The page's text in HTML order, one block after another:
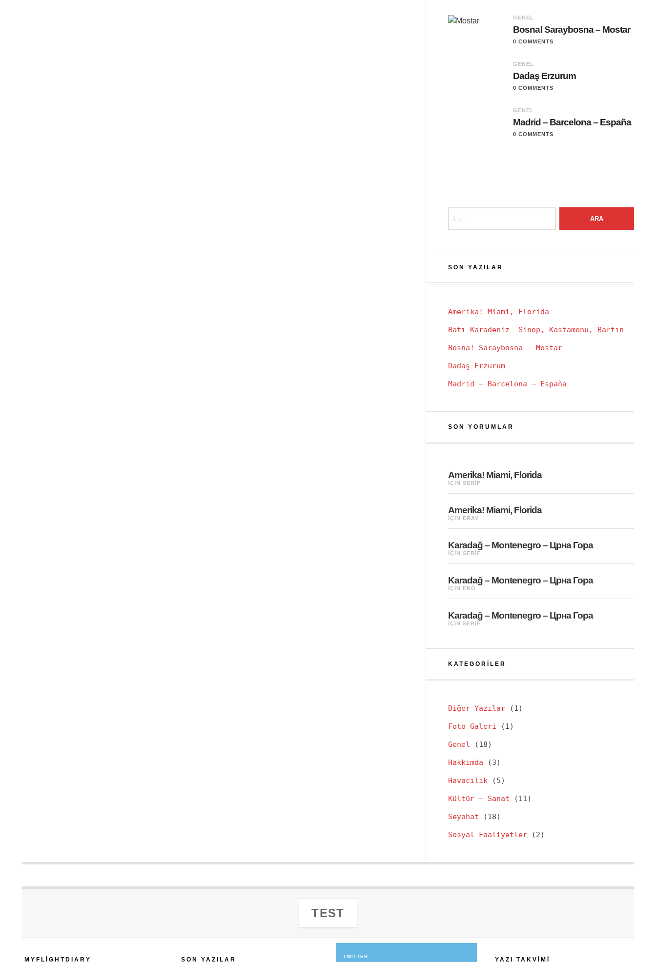
GENEL
Bosna! Saraybosna – Mostar
0 COMMENTS
GENEL
Dadaş Erzurum
0 COMMENTS
GENEL
Madrid – Barcelona – España
0 COMMENTS
SON YAZILAR
Amerika! Miami, Florida
Batı Karadeniz- Sinop, Kastamonu, Bartın
Bosna! Saraybosna – Mostar
Dadaş Erzurum
Madrid – Barcelona – España
SON YORUMLAR
Amerika! Miami, Florida
IÇIN SERIF
Amerika! Miami, Florida
IÇIN ERAY
Karadağ – Montenegro – Црна Гора
IÇIN SERIF
Karadağ – Montenegro – Црна Гора
IÇIN EKO
Karadağ – Montenegro – Црна Гора
IÇIN SERIF
KATEGORILER
Diğer Yazılar(1)
Foto Galeri (1)
Genel (18)
Hakkımda (3)
Havacılık(5)
Kültür – Sanat (11)
Seyahat (18)
Sosyal Faaliyetler(2)
TEST
MYFLIGHTDIARY SON YAZILAR TWITTER YAZI TAKVIMI